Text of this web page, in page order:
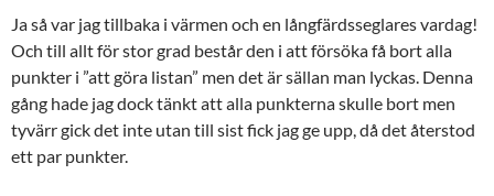
Ja så var jag tillbaka i värmen och en långfärdsseglares vardag!
Och till allt för stor grad består den i att försöka få bort alla
punkter i ”att göra listan” men det är sällan man lyckas. Denna
gång hade jag dock tänkt att alla punkterna skulle bort men
tyvärr gick det inte utan till sist fick jag ge upp, då det återstod
ett par punkter.